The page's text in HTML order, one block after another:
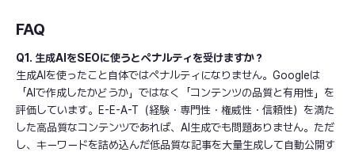
FAQ
Q1. 生成AIをSEOに使うとペナルティを受けますか？
生成AIを使ったこと自体ではペナルティになりません。Googleは
「AIで作成したかどうか」ではなく「コンテンツの品質と有用性」を
評価しています。E-E-A-T（経験・専門性・権威性・信頼性）を満た
した高品質なコンテンツであれば、AI生成でも問題ありません。ただ
し、キーワードを詰め込んだ低品質な記事を大量生成して自動公開す